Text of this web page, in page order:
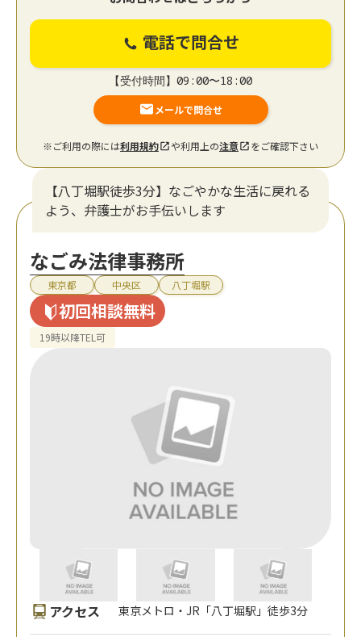
電話で問合せ
【受付時間】09:00〜18:00
メールで問合せ
※ご利用の際には利用規約 や利用上の注意 をご確認下さい
【八丁堀駅徒歩3分】なごやかな生活に戻れる
よう、弁護士がお手伝いします
なごみ法律事務所
東京都 中央区 八丁堀駅
初回相談無料
19時以降TEL可
アクセス 東京メトロ・JR「八丁堀駅」徒歩3分